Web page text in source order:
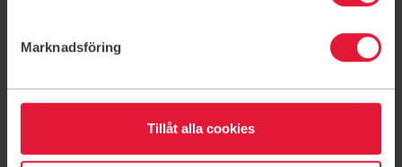
Marknadsföring
Tillåt alla cookies